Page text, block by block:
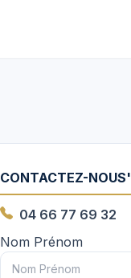
CONTACTEZ-NOUS'
04 66 77 69 32
Nom Prénom